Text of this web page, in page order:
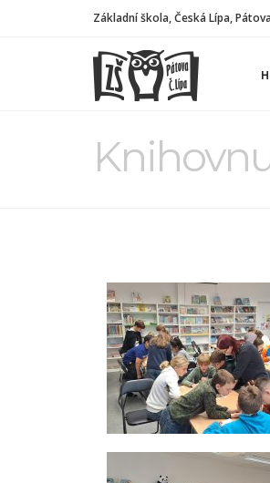
Základní škola, Česká Lípa,